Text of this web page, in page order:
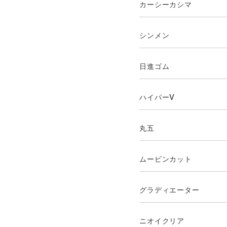
カーシーカシマ
シンメン
日進ゴム
ハイパーV
丸五
ムービンカット
グラディエーター
ニオイクリア